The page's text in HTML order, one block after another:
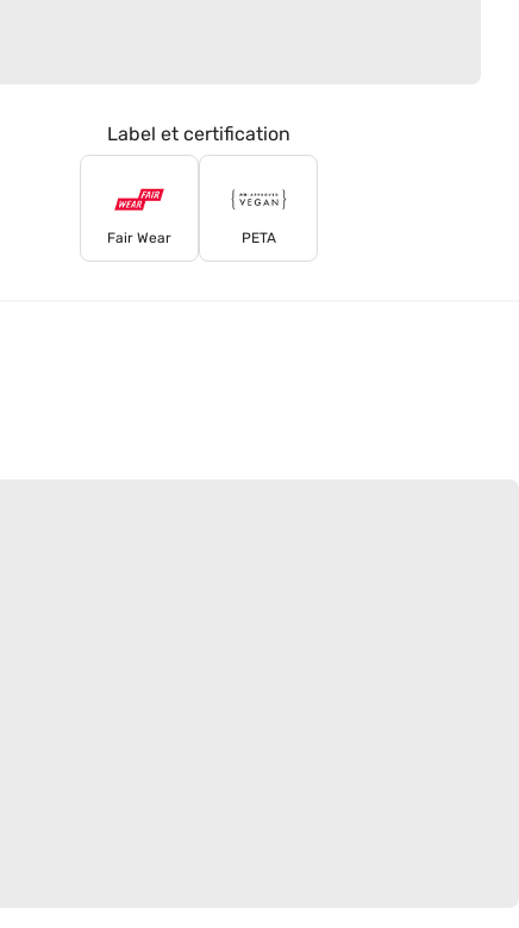
Label et certification
Fair Wear PETA